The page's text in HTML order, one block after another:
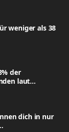
weniger als 38
der
laut...
dich in nur